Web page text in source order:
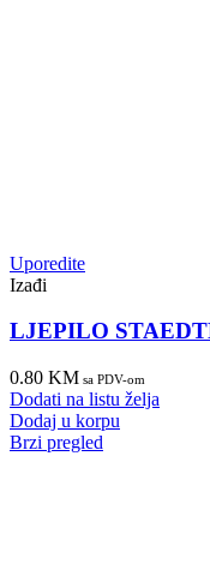
Uporedite
Izađi
LJEPILO
0.80 KM sa PDV-om
Dodati na listu želja
Dodaj u korpu
Brzi pregled